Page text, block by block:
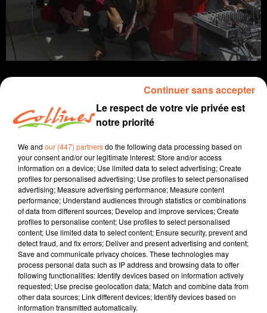
info
12 mai 2022 - 14 min 15 sec
JOURNAL DU JEUDI 12 MAI (MIDI)
Fabien Gazeau
L'info près de chez vous
Présenté par Fabien Gazeau
- Climakiwi s'est vu décerner le trophée de l'innovation
par l'Agglo2B. Sa conception offre une vraie solution
aux viticulteurs et arboriculteurs face aux épisodes de
gel.
- Les éleveurs charolais réunis en AG hier à Bocapôle.
Le respect de votre vie privée est
notre priorité
We and our (447) partnersdo the following data processing based on
your consent and/or our legitimate interest: Store and/or access
information on a device; Use limited data to select advertising; Create
profiles for personalised advertising; Use profiles to select personalised
advertising; Measure advertising performance; Measure content
performance; Understand audiences through statistics or combinations
of data from different sources; Develop and improve services; Create
profiles to personalise content; Use profiles to select personalised
content; Use limited data to select content; Ensure security, prevent and
detect fraud, and fix errors; Deliver and present advertising and content;
Save and communicate privacy choices. These technologies may
process personal data such as IP address and browsing data to offer
following functionalities: Identify devices based on information actively
requested; Use precise geolocation data; Match and combine data from
other data sources; Link different devices; Identify devices based on
information transmitted automatically.
Continuer sans accepter